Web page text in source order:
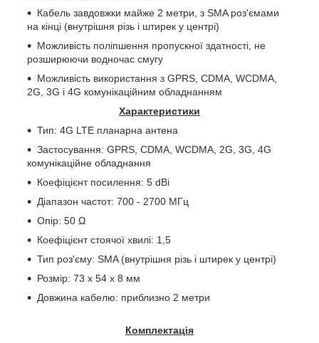
Кабель завдовжки майже 2 метри, з SMAроз'ємами
на кінці (внутрішня різь і штирек у центрі)
Можливість поліпшення пропускної здатності, не
розширюючи водночас смугу
Можливість використання з GPRS, CDMA, WCDMA,
2G, 3G і 4G комунікаційним обладнанням
Характеристики
Тип: 4G LTE планарна антена
Застосування: GPRS, CDMA, WCDMA, 2G, 3G, 4G
комунікаційне обладнання
Коефіцієнт посилення: 5 dBi
Діапазон частот: 700 - 2700 МГц
Опір: 50 Ω
Коефіцієнт стоячої хвилі: 1,5
Тип роз'єму: SMA (внутрішня різь і штирек у центрі)
Розмір: 73 х 54 х 8 мм
Довжина кабелю: приблизно 2 метри
Комплектація